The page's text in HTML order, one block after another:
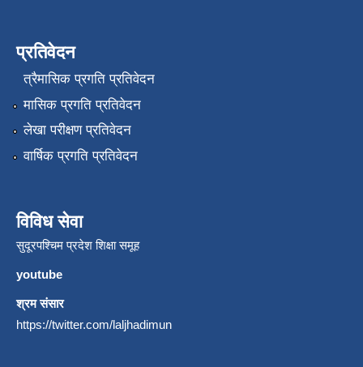
प्रतिवेदन
त्रैमासिक प्रगति प्रतिवेदन
मासिक प्रगति प्रतिवेदन
लेखा परीक्षण प्रतिवेदन
वार्षिक प्रगति प्रतिवेदन
विविध सेवा
सुदूरपश्चिम प्रदेश शिक्षा समूह
youtube
श्रम संसार
https://twitter.com/laljhadimun